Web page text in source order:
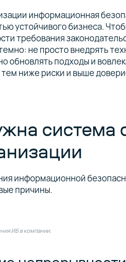
информационная
устойчивого бизнеса.
требования
не просто внедрять
обновлять подходы и
ниже риски и выше
система
информационной
причины.
ИБ в компании.